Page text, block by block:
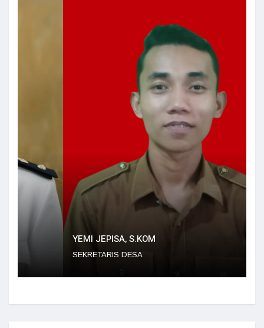
YEMI JEPISA, S.KOM
SEKRETARIS DESA